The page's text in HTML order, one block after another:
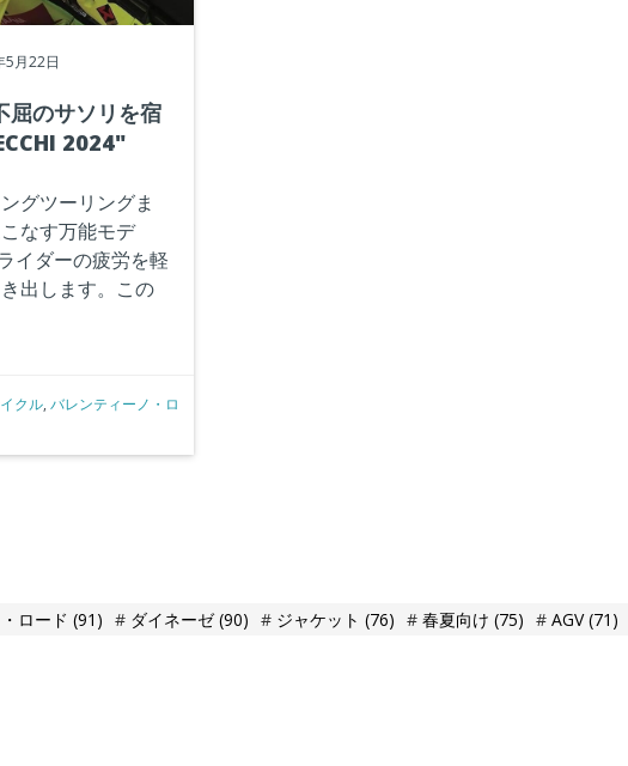
5月22日
屈のサソリを宿
2024"
グツーリングま
なす万能モデ
イダーの疲労を軽
出します。この
クル, バレンティーノ・ロ
ロード (91) ダイネーゼ(90) ジャケット (76) 春夏向け (75) AGV(71)